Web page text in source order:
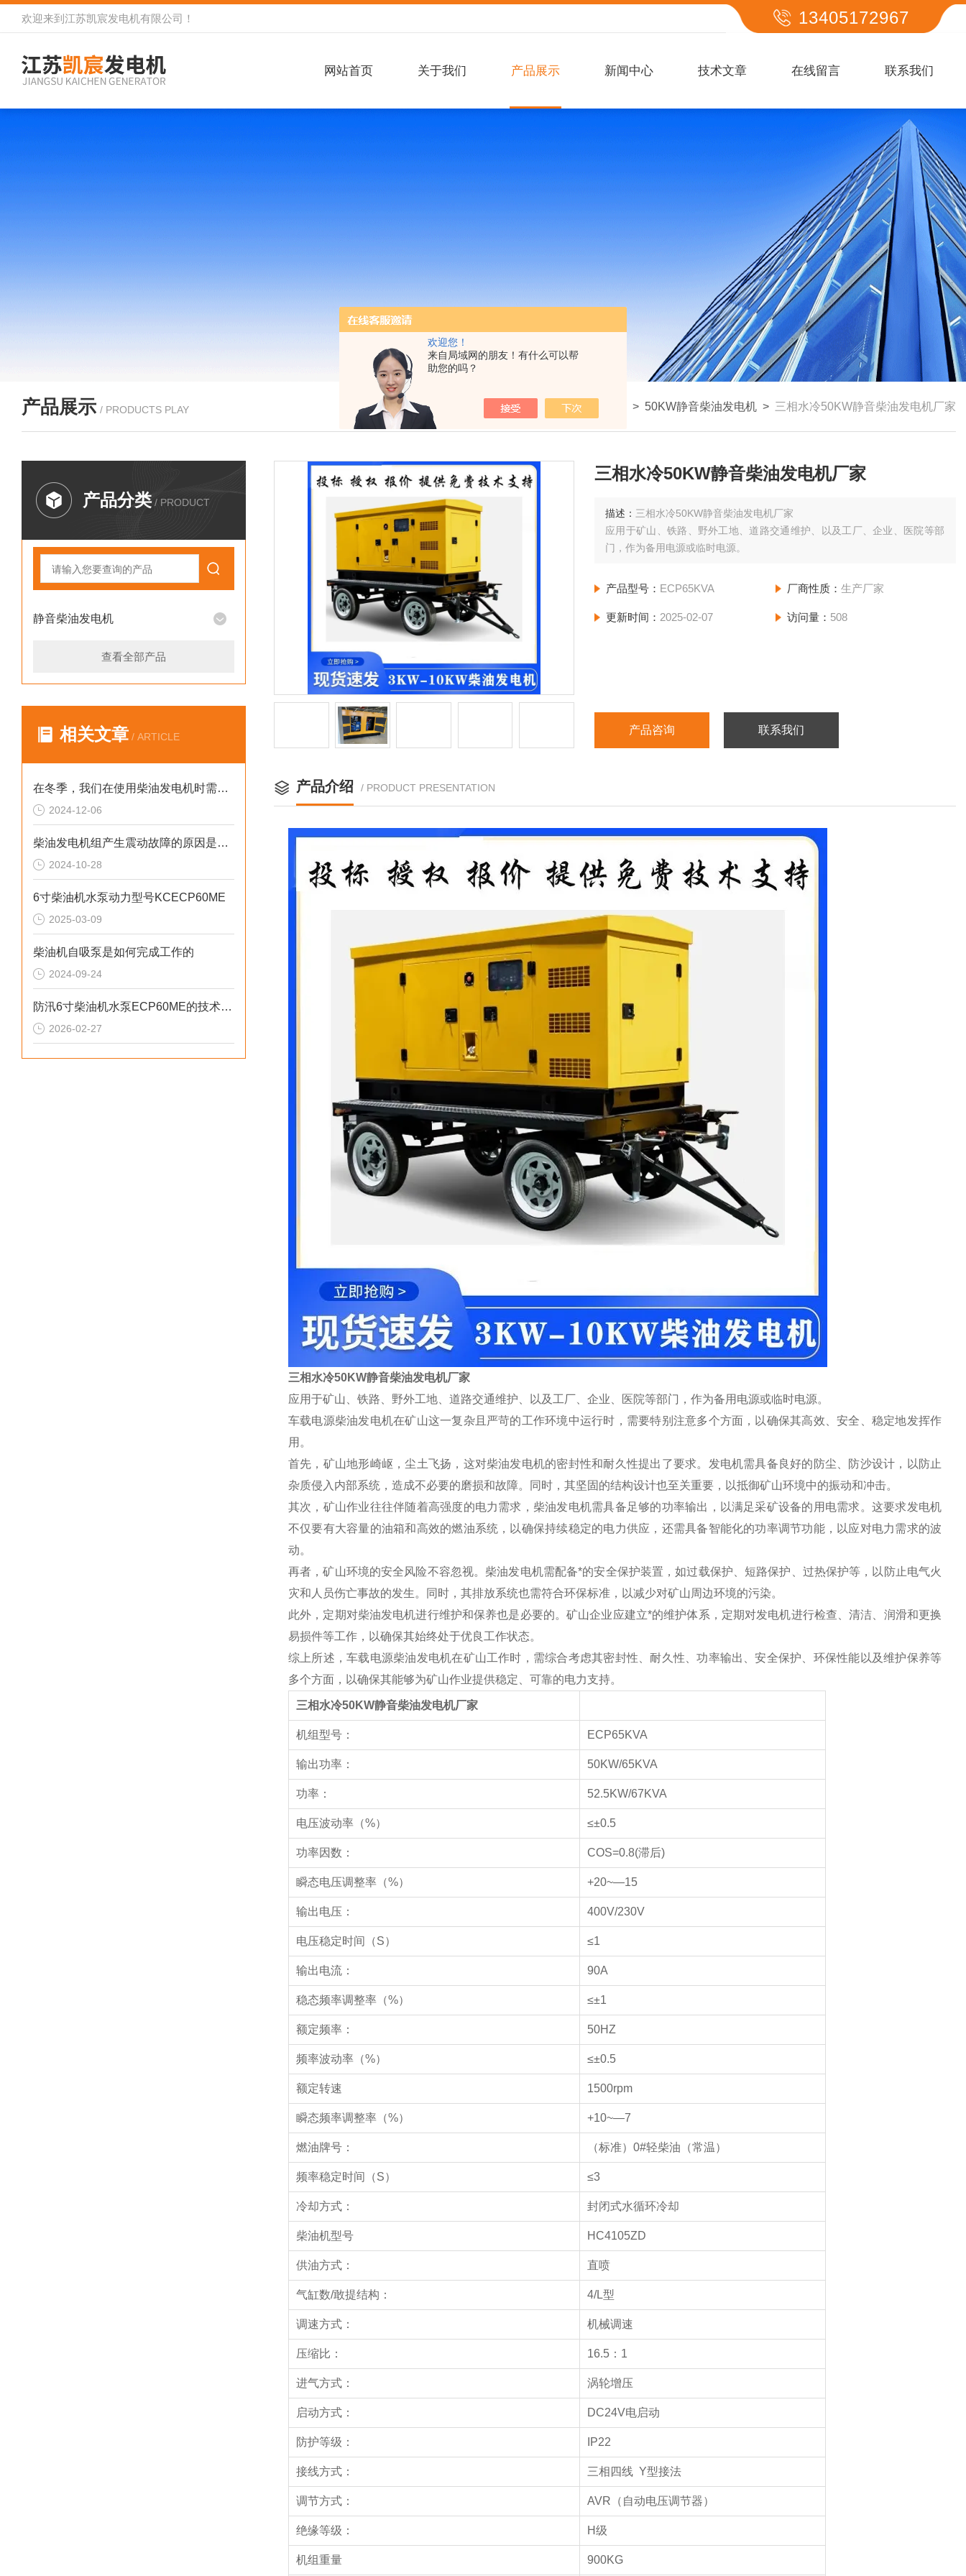
欢迎您！
来自局域网的朋友！有什么可以帮
助您的吗？
欢迎来到 江苏凯宸发电机有限公司 ！ 13405172967
网站首页 关于我们 产品展示 新闻中心 技术文章 在线留言 联系我们
产品展示 / PRODUCTS PLAY 我的位置： 产品展示 静音柴油发电机 > 50KW静音柴油发电机 > 三相水冷50KW静音柴油发电机厂家
产品分类 / PRODUCT
静音柴油发电机
查看全部产品
相关文章 / ARTICLE
在冬季，我们在使用柴油发电机时需要注意什么呢？
2024-12-06
柴油发电机组产生震动故障的原因是什么？
2024-10-28
6寸柴油机水泵动力型号KCECP60ME
2025-03-09
柴油机自吸泵是如何完成工作的
2024-09-24
防汛6寸柴油机水泵ECP60ME的技术参数
2026-02-27
三相水冷50KW静音柴油发电机厂家
描述： 三相水冷50KW静音柴油发电机厂家
应用于矿山、铁路、野外工地、道路交通维护、以及工厂、企业、医院等部
门，作为备用电源或临时电源。
产品型号： ECP65KVA 厂商性质： 生产厂家
更新时间： 2025-02-07 访问量： 508
产品咨询 联系我们
产品介绍 / PRODUCT PRESENTATION
三相水冷50KW静音柴油发电机厂家
应用于矿山、铁路、野外工地、道路交通维护、以及工厂、企业、医院等部门，作为备用电源或临时电源。
车载电源柴油发电机在矿山这一复杂且严苛的工作环境中运行时，需要特别注意多个方面，以确保其高效、安全、稳定地发挥作
用。
首先，矿山地形崎岖，尘土飞扬，这对柴油发电机的密封性和耐久性提出了要求。发电机需具备良好的防尘、防沙设计，以防止
杂质侵入内部系统，造成不必要的磨损和故障。同时，其坚固的结构设计也至关重要，以抵御矿山环境中的振动和冲击。
其次，矿山作业往往伴随着高强度的电力需求，柴油发电机需具备足够的功率输出，以满足采矿设备的用电需求。这要求发电机
不仅要有大容量的油箱和高效的燃油系统，以确保持续稳定的电力供应，还需具备智能化的功率调节功能，以应对电力需求的波
动。
再者，矿山环境的安全风险不容忽视。柴油发电机需配备*的安全保护装置，如过载保护、短路保护、过热保护等，以防止电气火
灾和人员伤亡事故的发生。同时，其排放系统也需符合环保标准，以减少对矿山周边环境的污染。
此外，定期对柴油发电机进行维护和保养也是必要的。矿山企业应建立*的维护体系，定期对发电机进行检查、清洁、润滑和更换
易损件等工作，以确保其始终处于优良工作状态。
综上所述，车载电源柴油发电机在矿山工作时，需综合考虑其密封性、耐久性、功率输出、安全保护、环保性能以及维护保养等
多个方面，以确保其能够为矿山作业提供稳定、可靠的电力支持。
三相水冷50KW静音柴油发电机厂家
机组型号： ECP65KVA
输出功率： 50KW/65KVA
功率： 52.5KW/67KVA
电压波动率（%） ≤±0.5
功率因数： COS=0.8(滞后)
瞬态电压调整率（%） +20~—15
输出电压： 400V/230V
电压稳定时间（S） ≤1
输出电流： 90A
稳态频率调整率（%） ≤±1
额定频率： 50HZ
频率波动率（%） ≤±0.5
额定转速 1500rpm
瞬态频率调整率（%） +10~—7
燃油牌号： （标准）0#轻柴油（常温）
频率稳定时间（S） ≤3
冷却方式： 封闭式水循环冷却
柴油机型号 HC4105ZD
供油方式： 直喷
气缸数/敢提结构： 4/L型
调速方式： 机械调速
压缩比： 16.5：1
进气方式： 涡轮增压
启动方式： DC24V电启动
防护等级： IP22
接线方式： 三相四线 Y型接法
调节方式： AVR（自动电压调节器）
绝缘等级： H级
机组重量 900KG